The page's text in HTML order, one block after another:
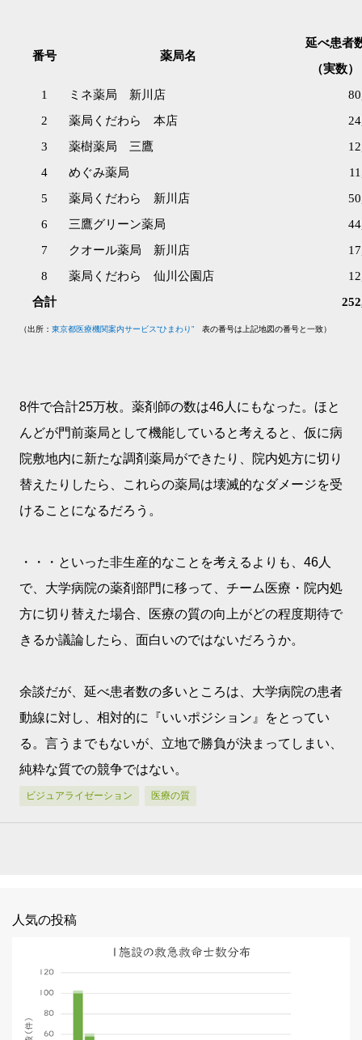
番号 薬局名
延べ患者
（実数）
1
ミネ薬局 新川店
2
薬局くだわら 本店
3
薬樹薬局 三鷹
4
めぐみ薬局
5
薬局くだわら 新川店
6
三鷹グリーン薬局
7
クオール薬局 新川店
8
薬局くだわら 仙川公園店
合計
（出所： 東京都医療機関案内サービス“ひまわり” 表の番号は上記地図の番号と一致）
8件で合計25万枚。薬剤師の数は46人にもなった。ほと
んどが門前薬局として機能していると考えると、仮に病
院敷地内に新たな調剤薬局ができたり、院内処方に切り
替えたりしたら、これらの薬局は壊滅的なダメージを受
けることになるだろう。
・・・といった非生産的なことを考えるよりも、46人
で、大学病院の薬剤部門に移って、チーム医療・院内処
方に切り替えた場合、医療の質の向上がどの程度期待で
きるか議論したら、面白いのではないだろうか。
余談だが、延べ患者数の多いところは、大学病院の患者
動線に対し、相対的に『いいポジション』をとってい
る。言うまでもないが、立地で勝負が決まってしまい、
純粋な質での競争ではない。
ビジュアライゼーション 医療の質
人気の投稿